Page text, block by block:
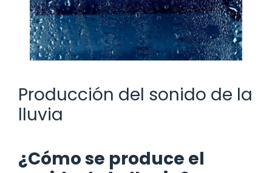
Producción del sonido de la
lluvia
¿Cómo se produce el